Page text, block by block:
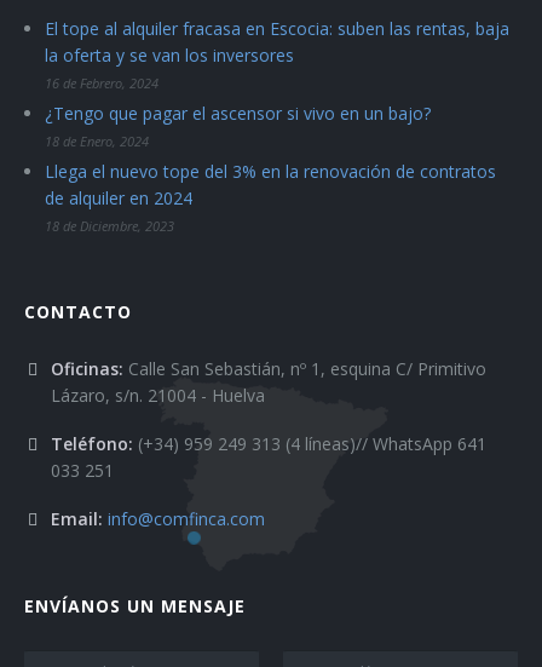
El tope al alquiler fracasa en Escocia: suben las rentas, baja
la oferta y se van los inversores
16 de Febrero, 2024
¿Tengo que pagar el ascensor si vivo en un bajo?
18 de Enero, 2024
Llega el nuevo tope del 3% en la renovación de contratos
de alquiler en 2024
18 de Diciembre, 2023
CONTACTO
Oficinas: Calle San Sebastián, nº 1, esquina C/ Primitivo
Lázaro, s/n. 21004 - Huelva
Teléfono: (+34) 959 249 313 (4 líneas)// WhatsApp 641
033 251
Email: info@comfinca.com
ENVÍANOS UN MENSAJE